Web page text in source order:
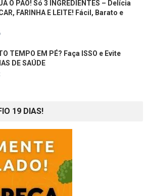
O PÃO! Só 3 INGREDIENTES – Delícia
FARINHA E LEITE! Fácil, Barato e
TEMPO EM PÉ? Faça ISSO e Evite
DE SAÚDE
19 DIAS!